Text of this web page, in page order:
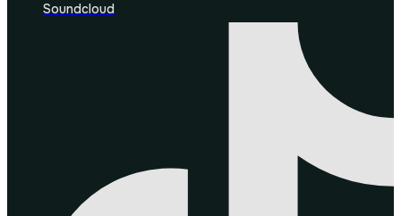
Soundcloud